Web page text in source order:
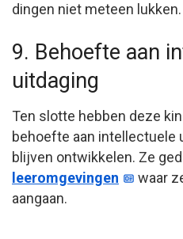
dingen niet meteen lukken.
9. Behoefte aan
uitdaging
Ten slotte hebben deze
behoefte aan intellectuele
blijven ontwikkelen. Ze
leeromgevingen
waar
aangaan.